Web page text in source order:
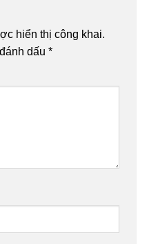
hiển thị công khai.
dấu *